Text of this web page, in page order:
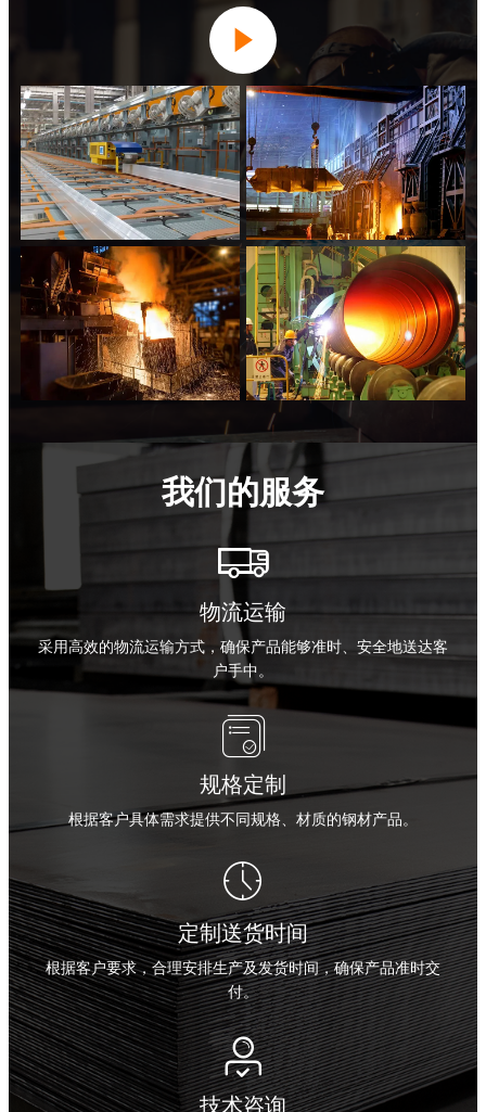

我们的服务

物流运输
采用高效的物流运输方式，确保产品能够准时、安全地送达客
户手中。

规格定制
根据客户具体需求提供不同规格、材质的钢材产品。

定制送货时间
根据客户要求，合理安排生产及发货时间，确保产品准时交
付。
